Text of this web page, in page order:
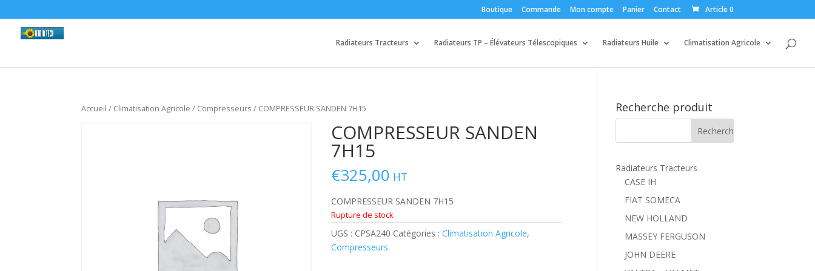
Boutique Commande Mon compte Panier Contact Article 0
Radiateurs Tracteurs Radiateurs TP – Élévateurs Télescopiques Radiateurs Huile Climatisation Agricole
Accueil / Climatisation Agricole / Compresseurs / COMPRESSEUR SANDEN 7H15
COMPRESSEUR SANDEN
7H15
€325,00 HT
COMPRESSEUR SANDEN 7H15
Rupture de stock
UGS : CPSA240 Catégories :Climatisation Agricole,
Compresseurs
Recherche produit
Radiateurs Tracteurs
CASE IH
FIAT SOMECA
NEW HOLLAND
MASSEY FERGUSON
JOHN DEERE